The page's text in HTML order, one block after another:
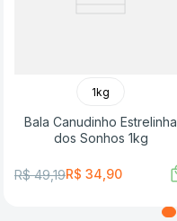
1kg
Bala Canudinho Estrelinha
dos Sonhos 1kg
R$ 49,19R$ 34 90